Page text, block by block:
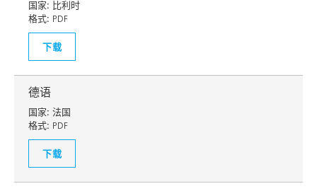
国家: 比利时
格式: PDF
下载
德语
国家: 法国
格式: PDF
下载